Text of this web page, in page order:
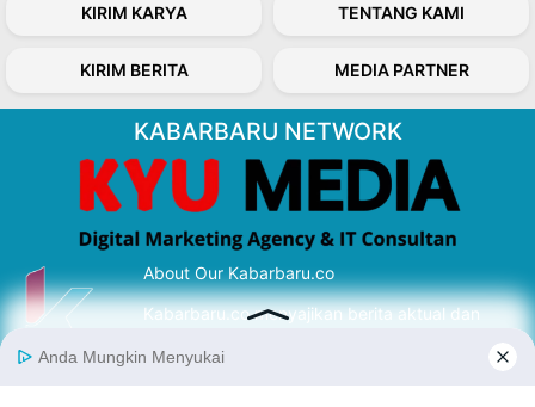
KIRIM KARYA TENTANG KAMI
KIRIM BERITA MEDIA PARTNER
KABARBARU NETWORK
About Our Kabarbaru.co
Kabarbaru.co menyajikan berita aktual dan
serta terverifikasi dari sumber yang tepat.